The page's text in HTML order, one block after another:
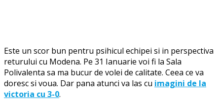
Este un scor bun pentru psihicul echipei si in perspectiva
returului cu Modena. Pe 31 Ianuarie voi fi la Sala
Polivalenta sa ma bucur de volei de calitate. Ceea ce va
doresc si voua. Dar pana atunci va las cu imagini de la
victoria cu 3-0.